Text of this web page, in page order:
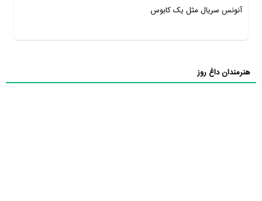
آنونس سریال مثل یک کابوس
هنرمندان داغ روز